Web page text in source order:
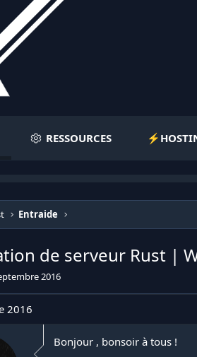
RESSOURCES
Entraide
de serveur Rust |
2016
2016
Bonjour , bonsoir à tous !